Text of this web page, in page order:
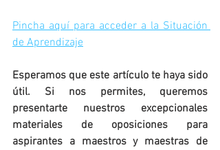
Pincha aquí para acceder a la Situación
de Aprendizaje
Esperamos que este artículo te haya sido
útil. Si nos permites, queremos
presentarte nuestros excepcionales
materiales de oposiciones para
aspirantes a maestros y maestras de